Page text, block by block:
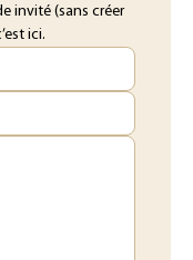
invité (sans créer
ici.